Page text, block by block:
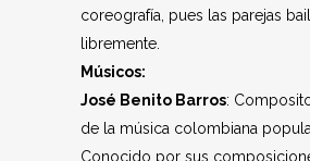
coreografía, pues las parejas
libremente.
Músicos:
José Benito Barros:
de la música colombiana
Conocido por sus